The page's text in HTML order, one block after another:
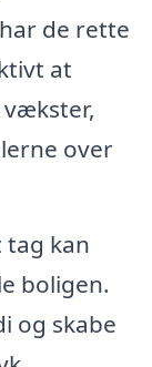
de rette
at
over
tag kan
boligen.
og skabe